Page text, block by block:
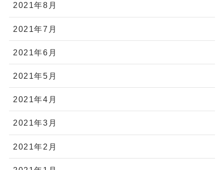
2021年8月
2021年7月
2021年6月
2021年5月
2021年4月
2021年3月
2021年2月